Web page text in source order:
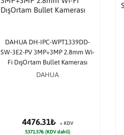
DAHUA DH-IPC-WPT1339DD-
SW-3E2-PV 3MP+3MP 2.8mm Wi-
Fi DışOrtam Bullet Kamerası
DAHUA
4476.31₺
+ KDV
5371.57₺ (KDV dahil)